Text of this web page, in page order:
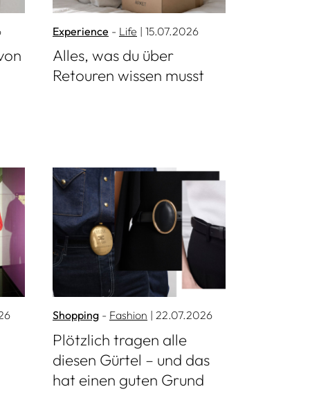
Experience Life | 15.07.2026
Alles, was du über
Retouren wissen musst
Shopping Fashion | 22.07.2026
Plötzlich tragen alle
diesen Gürtel – und das
hat einen guten Grund
Mehr lesen